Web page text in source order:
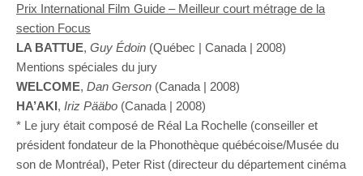
Prix International Film Guide – Meilleur court métrage de la
section Focus
LA BATTUE, Guy Édoin (Québec | Canada | 2008)
Mentions spéciales du jury
WELCOME, Dan Gerson (Canada | 2008)
HA’AKI, Iriz Pääbo (Canada | 2008)
* Le jury était composé de Réal La Rochelle (conseiller et
président fondateur de la Phonothèque québécoise/Musée du
son de Montréal), Peter Rist (directeur du département cinéma